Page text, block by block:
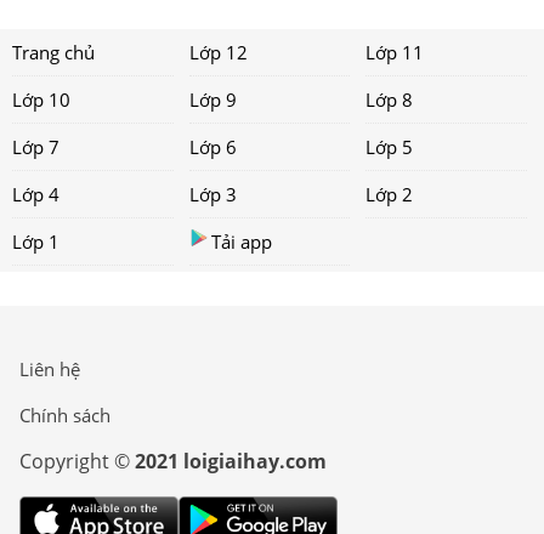
Trang chủ Lớp 12
Lớp 11
Lớp 10
Lớp 9
Lớp 8
Lớp 7
Lớp 6
Lớp 5
Lớp 4
Lớp 3
Lớp 2
Lớp 1
Tải app
Liên hệ
Chính sách
Copyright ©2021 loigiaihay.com